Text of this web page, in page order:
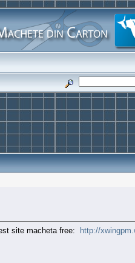
site macheta free: http://